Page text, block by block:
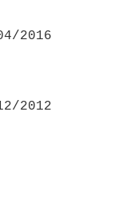
2016
2012